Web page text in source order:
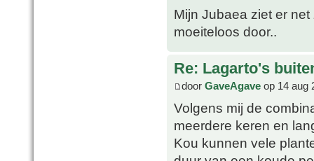
Mijn Jubaea ziet er
moeiteloos door..
Re: Lagarto's
door GaveAgave op 14 aug
Volgens mij de
meerdere keren en
Kou kunnen vele